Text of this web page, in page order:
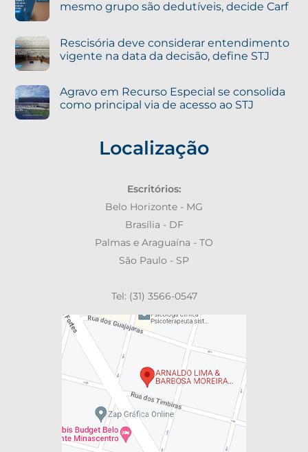
mesmo grupo são dedutíveis, decide Carf
Rescisória deve considerar entendimento
vigente na data da decisão, define STJ
Agravo em Recurso Especial se consolida
como principal via de acesso ao STJ
Localização
Escritórios:
Belo Horizonte - MG
Brasília - DF
Palmas e Araguaína - TO
São Paulo - SP
Tel: (31) 3566-0547